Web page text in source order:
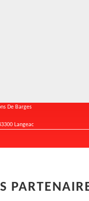
De Barges
Langeac